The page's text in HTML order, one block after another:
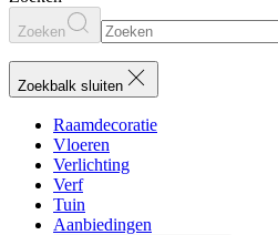
Zoeken
Zoekbalk sluiten
Raamdecoratie
Vloeren
Verlichting
Verf
Tuin
Aanbiedingen